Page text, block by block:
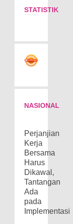
STATISTIK
NASIONAL
Perjanjian
Kerja
Bersama
Harus
Dikawal,
Tantangan
Ada
pada
Implementasi